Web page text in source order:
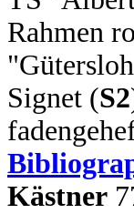
Rahmen
Signet (S2
Kästner